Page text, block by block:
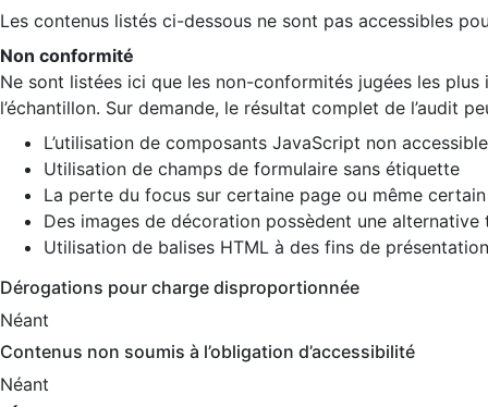
Les contenus listés ci-dessous ne sont pas accessibles
Non conformité
Ne sont listées ici que les non-conformités jugées les
l’échantillon. Sur demande, le résultat complet de l’audit
L’utilisation de composants JavaScript non
Utilisation de champs de formulaire sans étiquette
La perte du focus sur certaine page ou même
Des images de décoration possèdent une alternative
Utilisation de balises HTML à des fins de
Dérogations pour charge disproportionnée
Néant
Contenus non soumis à l’obligation d’accessibilité
Néant